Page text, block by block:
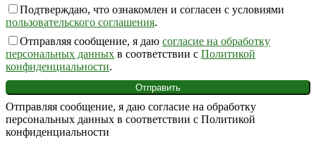
Подтверждаю, что ознакомлен и согласен с условиями
пользовательского соглашения.
Отправляя сообщение, я даю согласие на обработку
персональных данных в соответствии с Политикой
конфиденциальности.
Отправляя сообщение, я даю согласие на обработку
персональных данных в соответствии с Политикой
конфиденциальности